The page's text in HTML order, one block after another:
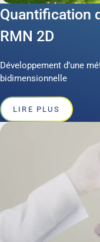
Quantification
RMN 2D
Développement d’une
bidimensionnelle
LIRE PLUS